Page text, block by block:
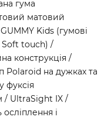
гума
матовий
Kids (гумові
Soft touch) /
конструкція /
Polaroid на дужках та
фуксія
/ UltraSight IX /
і